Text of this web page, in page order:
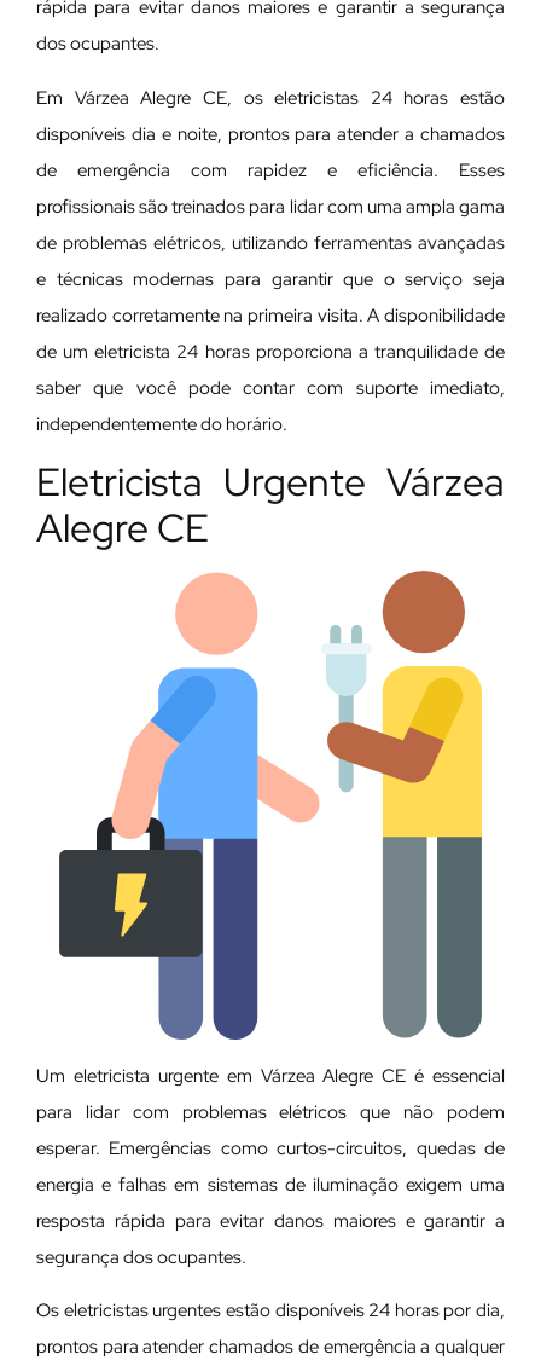
rápida para evitar danos maiores e garantir a segurança
dos ocupantes.
Em Várzea Alegre CE, os eletricistas 24 horas estão
disponíveis dia e noite, prontos para atender a chamados
de emergência com rapidez e eficiência. Esses
profissionais são treinados para lidar com uma ampla gama
de problemas elétricos, utilizando ferramentas avançadas
e técnicas modernas para garantir que o serviço seja
realizado corretamente na primeira visita. A disponibilidade
de um eletricista 24 horas proporciona a tranquilidade de
saber que você pode contar com suporte imediato,
independentemente do horário.
Eletricista Urgente Várzea
Alegre CE
Um eletricista urgente em Várzea Alegre CE é essencial
para lidar com problemas elétricos que não podem
esperar. Emergências como curtos-circuitos, quedas de
energia e falhas em sistemas de iluminação exigem uma
resposta rápida para evitar danos maiores e garantir a
segurança dos ocupantes.
Os eletricistas urgentes estão disponíveis 24 horas por dia,
prontos para atender chamados de emergência a qualquer